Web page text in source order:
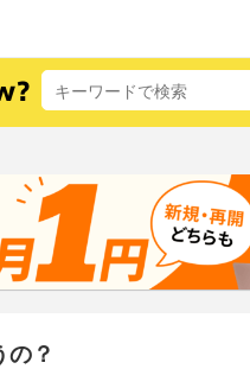
？